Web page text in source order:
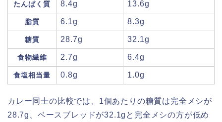
たんぱく質 8.4g 13.6g
脂質 6.1g 8.3g
糖質 28.7g 32.1g
食物繊維 2.7g 6.4g
食塩相当量 0.8g 1.0g
カレー同士の比較では、1個あたりの糖質は完全メシが
28.7g、ベースブレッドが32.1gと完全メシの方が低め